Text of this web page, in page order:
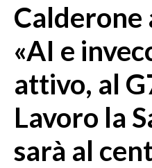
MEDIO CAMPIDANO
SASSARI E PROVINCIA
GALLURA
NUORO E PROVINCIA
OGLIASTRA
Calderone
«AI e
attivo, al
Lavoro la
sarà al